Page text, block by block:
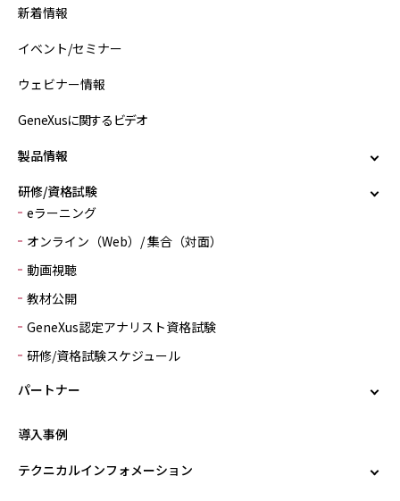
新着情報
イベント/セミナー
ウェビナー情報
GeneXusに関するビデオ
製品情報
研修/資格試験
eラーニング
オンライン（Web）/ 集合（対面）
動画視聴
教材公開
GeneXus認定アナリスト資格試験
研修/資格試験スケジュール
パートナー
導入事例
テクニカルインフォメーション